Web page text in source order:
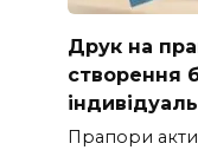
Друк на
створення
Прапори